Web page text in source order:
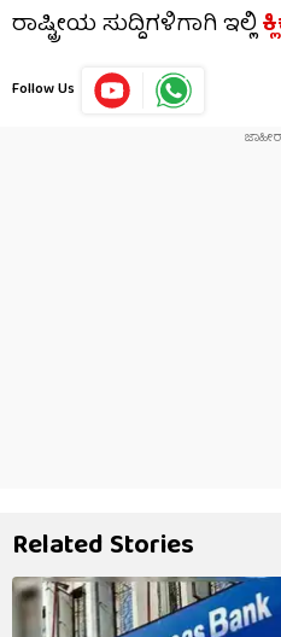
ರಾಷ್ಟ್ರೀಯ ಸುದ್ದಿಗಳಿಗಾಗಿ ಇಲ್ಲಿ
Follow Us
Related Stories